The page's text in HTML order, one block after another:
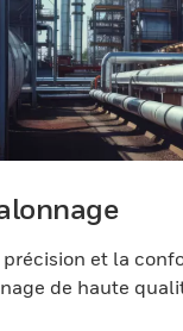
et la
de haute